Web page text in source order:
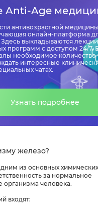
злоупотреблять
литературы
Anti-Age
антивозрастной
онлайн-платформа
выкладываются лекции
программ с доступом 24/7.
необходимое количество
интересные
чатах.
Узнать подробнее
железо?
из основных
за нормальное
человека.
входят: